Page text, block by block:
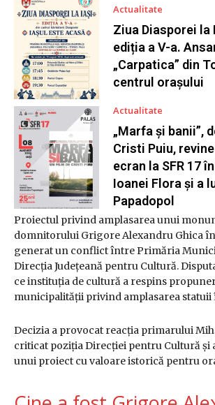
Proiectul privind amplasarea unui
domnitorului Grigore Alexandru Ghica
generat un conflict între Primăria
Direcția Județeană pentru Cultură.
ce instituția de cultură a respins
municipalității privind amplasarea statuii
Decizia a provocat reacția primarului
criticat poziția Direcției pentru Cultură și
unui proiect cu valoare istorică pentru
Actualitate
Ziua Diasporei la
ediția a V-a.
„Carpatica” din
centrul orașului
Actualitate
„Marfa și banii”,
Cristi Puiu,
ecran la SFR 17
Ioanei Flora și a
Papadopol